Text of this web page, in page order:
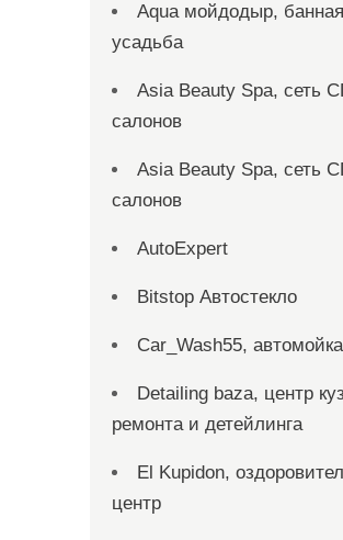
Aqua мойдодыр, банная
усадьба
Asia Beauty Spa, сеть
салонов
Asia Beauty Spa, сеть
салонов
AutoExpert
Bitstop Автостекло
Car_Wash55, автомойка
Detailing baza, центр
ремонта и детейлинга
El Kupidon,
центр